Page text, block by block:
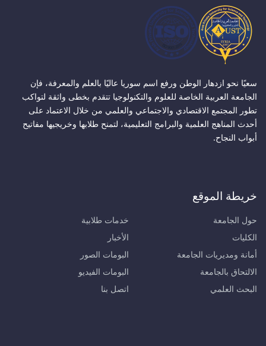
سعيًا نحو ازدهار الوطن ورفع اسم سوريا عاليًا بالعلم والمعرفة، فإن
الجامعة العربية الخاصة للعلوم والتكنولوجيا تتقدم بخطى واثقة لتواكب
تطور المجتمع الاقتصادي والاجتماعي والعلمي من خلال الاعتماد على
أحدث المناهج العلمية والبرامج التعليمية، لتمنح طلابها وخريجيها مفاتيح
أبواب النجاح.
خريطة الموقع
حول الجامعة
الكليات
أمانة ومديريات الجامعة
الالتحاق بالجامعة
البحث العلمي
خدمات طلابية
الأخبار
البومات الصور
البومات الفيديو
اتصل بنا